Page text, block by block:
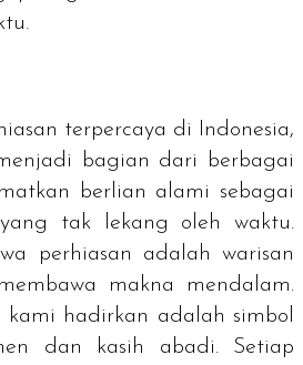
terpercaya di Indonesia,
bagian dari berbagai
berlian alami sebagai
tak lekang oleh waktu.
perhiasan adalah warisan
makna mendalam.
hadirkan adalah simbol
dan kasih abadi. Setiap